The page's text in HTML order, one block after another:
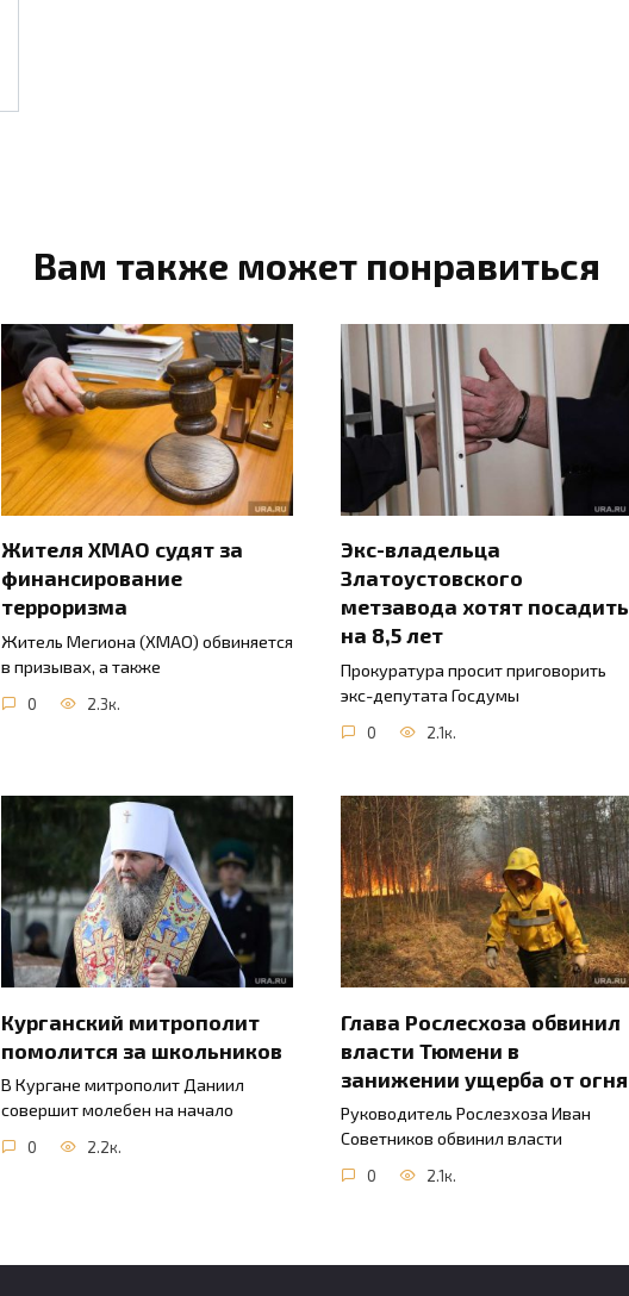
Вам также может понравиться
Жителя ХМАО судят за
финансирование
терроризма
Житель Мегиона (ХМАО) обвиняется
в призывах, а также
0 2.3к.
Экс-владельца
Златоустовского
метзавода хотят посадить
на 8,5 лет
Прокуратура просит приговорить
экс-депутата Госдумы
0 2.1к.
Курганский митрополит
помолится за школьников
В Кургане митрополит Даниил
совершит молебен на начало
0 2.2к.
Глава Рослесхоза обвинил
власти Тюмени в
занижении ущерба от огня
Руководитель Рослезхоза Иван
Советников обвинил власти
0 2.1к.